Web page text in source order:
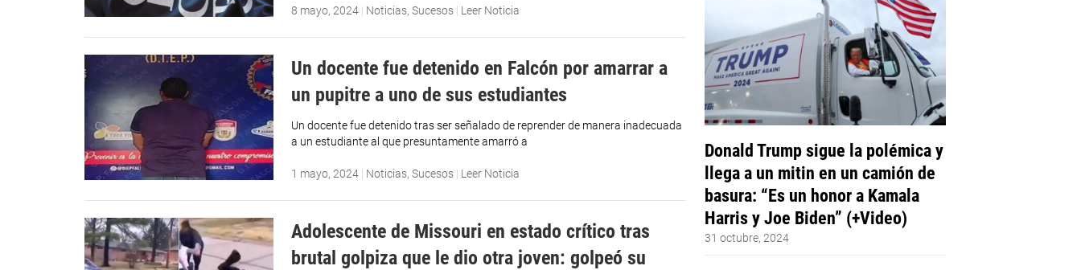
8 mayo, 2024 | Noticias,Sucesos | Leer Noticia
Un docente fue detenido en Falcón por amarrar a
un pupitre a uno de sus estudiantes
Un docente fue detenido tras ser señalado de reprender de manera inadecuada
a un estudiante al que presuntamente amarró a
1 mayo, 2024 | Noticias,Sucesos | Leer Noticia
Adolescente de Missouri en estado crítico tras
brutal golpiza que le dio otra joven: golpeó su
Donald Trump sigue la polémica y
llega a un mitin en un camión de
basura: “Es un honor a Kamala
Harris y Joe Biden” (+Video)
31 octubre, 2024